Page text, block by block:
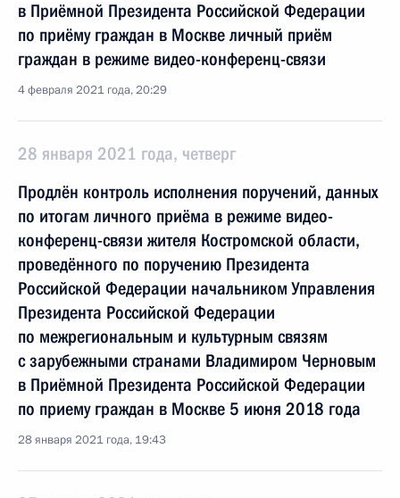
в Приёмной Президента Российской Федерации
по приёму граждан в Москве личный приём
граждан в режиме видео-конференц-связи
4 февраля 2021 года, 20:29
28 января 2021 года, четверг
Продлён контроль исполнения поручений, данных
по итогам личного приёма в режиме видео-
конференц-связи жителя Костромской области,
проведённого по поручению Президента
Российской Федерации начальником Управления
Президента Российской Федерации
по межрегиональным и культурным связям
с зарубежными странами Владимиром Черновым
в Приёмной Президента Российской Федерации
по приему граждан в Москве 5 июня 2018 года
28 января 2021 года, 19:43